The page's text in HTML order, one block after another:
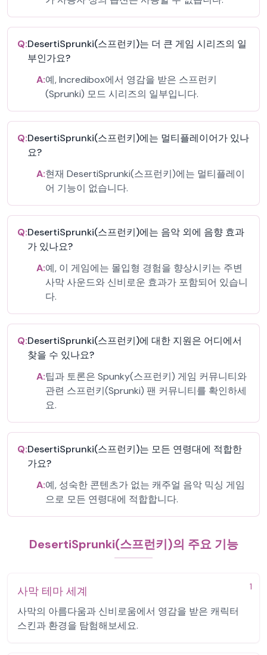
Q:DesertiSprunki(스프런키)는 더 큰 게임 시리즈의 일
부인가요?
A:예, Incredibox에서 영감을 받은 스프런키
(Sprunki) 모드 시리즈의 일부입니다.
Q:DesertiSprunki(스프런키)에는 멀티플레이어가 있나
요?
A:현재 DesertiSprunki(스프런키)에는 멀티플레이
어 기능이 없습니다.
Q:DesertiSprunki(스프런키)에는 음악 외에 음향 효과
가 있나요?
A:예, 이 게임에는 몰입형 경험을 향상시키는 주변
사막 사운드와 신비로운 효과가 포함되어 있습니
다.
Q:DesertiSprunki(스프런키)에 대한 지원은 어디에서
찾을 수 있나요?
A:팁과 토론은 Spunky(스프런키) 게임 커뮤니티와
관련 스프런키(Sprunki) 팬 커뮤니티를 확인하세
요.
Q:DesertiSprunki(스프런키)는 모든 연령대에 적합한
가요?
A:예, 성숙한 콘텐츠가 없는 캐주얼 음악 믹싱 게임
으로 모든 연령대에 적합합니다.
DesertiSprunki(스프런키)의 주요 기능
1
사막 테마 세계
사막의 아름다움과 신비로움에서 영감을 받은 캐릭터
스킨과 환경을 탐험해보세요.